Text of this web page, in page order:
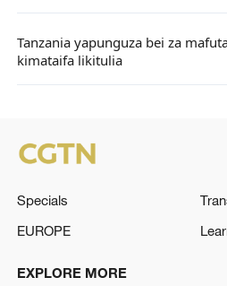
Tanzania yapunguza bei za
kimataifa likitulia
Specials
EUROPE
EXPLORE MORE